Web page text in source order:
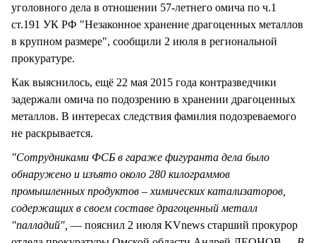
уголовного дела в отношении 57-летнего омича по ч.1
ст.191 УК РФ "Незаконное хранение драгоценных металлов
в крупном размере", сообщили 2 июля в региональной
прокуратуре.
Как выяснилось, ещё 22 мая 2015 года контразведчики
задержали омича по подозрению в хранении драгоценных
металлов. В интересах следствия фамилия подозреваемого
не раскрывается.
"Сотрудниками ФСБ в гараже фигуранта дела было
обнаружено и изъято около 280 килограммов
промышленных продуктов – химических катализаторов,
содержащих в своем составе драгоценный металл
"палладий", — пояснил 2 июля KVnews старший прокурор